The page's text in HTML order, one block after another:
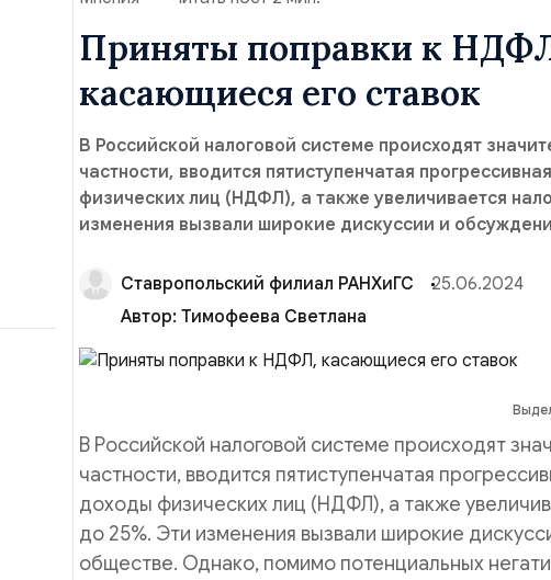
Приняты поправки к
касающиеся его ставок
В Российской налоговой системе происходят
частности, вводится пятиступенчатая
физических лиц (НДФЛ), а также увеличивается
изменения вызвали широкие дискуссии и
Ставропольский филиал РАНХиГС 25.06.2024
Автор: Тимофеева Светлана
В Российской налоговой системе происходят
частности, вводится пятиступенчатая
доходы физических лиц (НДФЛ), а также
до 25%. Эти изменения вызвали широкие
обществе. Однако, помимо потенциальных